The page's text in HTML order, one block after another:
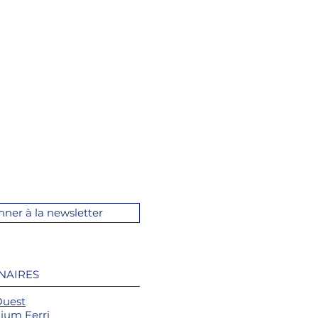
à la newsletter
Ferri